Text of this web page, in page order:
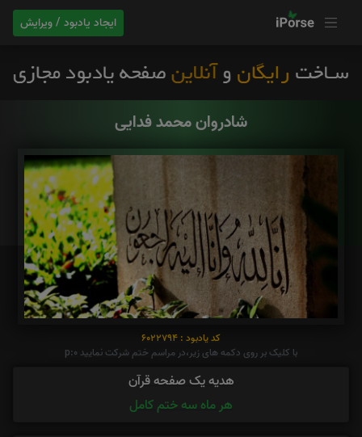
ایجاد یادبود / ویرایش
شادروان محمد فدایی
کد یادبود : 6022794
با کلیک بر روی دکمه های زیر،در مراسم ختم شرکت نمایید p:0
هدیه یک صفحه قرآن
هر ماه سه ختم کامل